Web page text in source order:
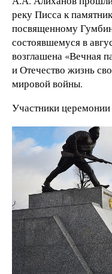
реку Писса к
посвященному
состоявшемуся в
возглашена «Вечная
и Отечество жизнь
мировой войны.
Участники